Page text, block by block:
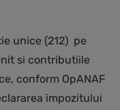
unice (212) pe
si contributiile
conform OpANAF
impozitului